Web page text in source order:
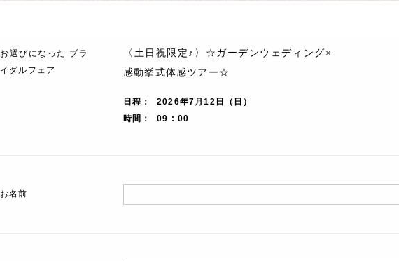
お選びになった ブラ
イダルフェア
〈土日祝限定♪〉☆ガーデンウェディング×
感動挙式体感ツアー☆
日程
2026年7月12日（日）
時間
09 : 00
お名前